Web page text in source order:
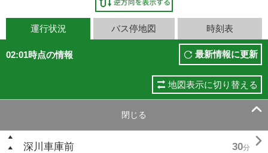
運行状況 バス停地図 時刻表
02:01時点の情報 最新情報に更新
地図表示に切り替える
閉じる 
深川車庫前 30分 